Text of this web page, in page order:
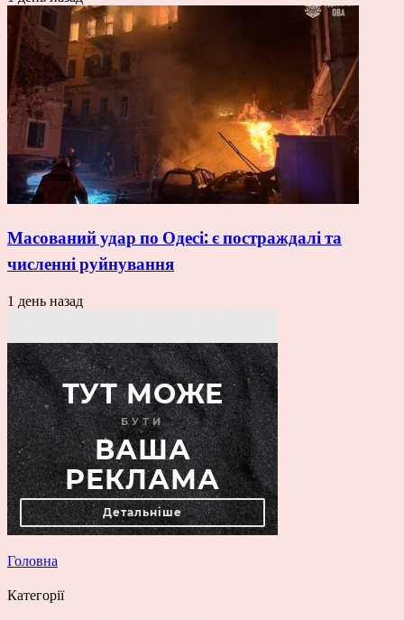
Масований удар по Одесі: є постраждалі та
численні руйнування
1 день назад
Головна
Категорії